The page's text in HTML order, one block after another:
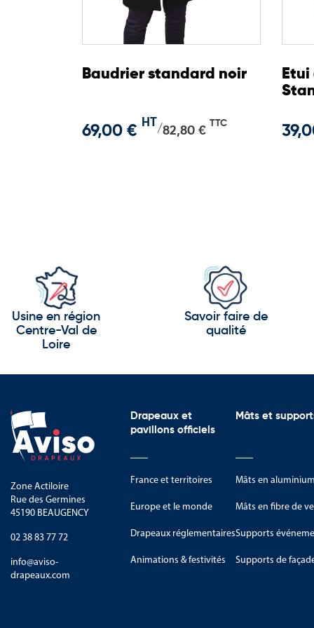
Baudrier standard noir
69,00 € HT /82,80 €
TTC
Usine en région
Centre-Val de
Loire
Savoir faire de
qualité
Zone Actiloire
Rue des Germines
45190 BEAUGENCY
02 38 83 77 72
info@aviso-
drapeaux.com
Drapeaux et
pavillons officiels
France et territoires
Europe et le monde
Drapeaux réglementaires
Animations & festivités
Mâts et
Mâts en aluminium
Mâts en fibre de
Supports
Supports de